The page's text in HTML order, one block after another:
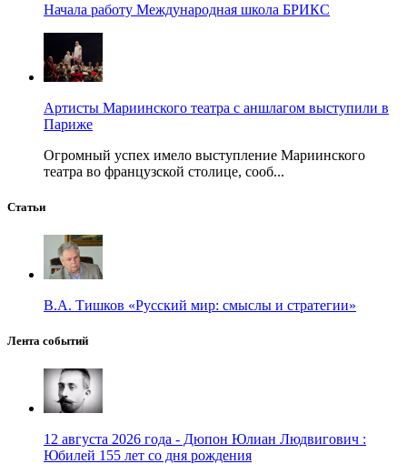
Начала работу Международная школа БРИКС
Артисты Мариинского театра с аншлагом выступили в
Париже
Огромный успех имело выступление Мариинского
театра во французской столице, сооб...
Статьи
В.А. Тишков «Русский мир: смыслы и стратегии»
Лента событий
12 августа 2026 года - Дюпон Юлиан Людвигович :
Юбилей 155 лет со дня рождения